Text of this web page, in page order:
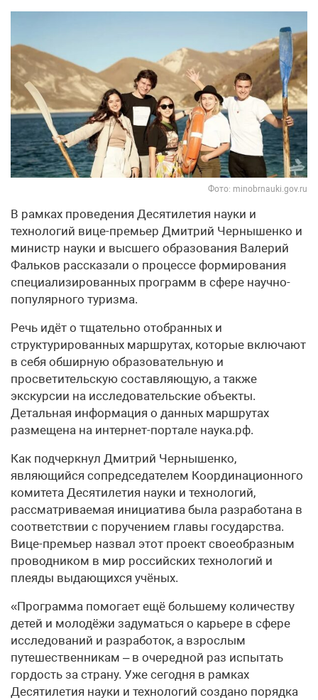
Фото: minobrnauki.gov.ru
В рамках проведения Десятилетия науки и
технологий вице-премьер Дмитрий Чернышенко и
министр науки и высшего образования Валерий
Фальков рассказали о процессе формирования
специализированных программ в сфере научно-
популярного туризма.
Речь идёт о тщательно отобранных и
структурированных маршрутах, которые включают
в себя обширную образовательную и
просветительскую составляющую, а также
экскурсии на исследовательские объекты.
Детальная информация о данных маршрутах
размещена на интернет-портале наука.рф.
Как подчеркнул Дмитрий Чернышенко,
являющийся сопредседателем Координационного
комитета Десятилетия науки и технологий,
рассматриваемая инициатива была разработана в
соответствии с поручением главы государства.
Вице-премьер назвал этот проект своеобразным
проводником в мир российских технологий и
плеяды выдающихся учёных.
«Программа помогает ещё большему количеству
детей и молодёжи задуматься о карьере в сфере
исследований и разработок, а взрослым
путешественникам – в очередной раз испытать
гордость за страну. Уже сегодня в рамках
Десятилетия науки и технологий создано порядка